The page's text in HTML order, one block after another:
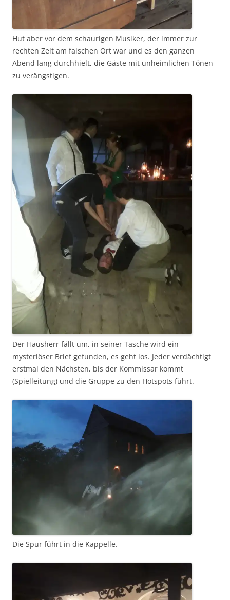
Hut aber vor dem schaurigen Musiker, der immer zur
rechten Zeit am falschen Ort war und es den ganzen
Abend lang durchhielt, die Gäste mit unheimlichen Tönen
zu verängstigen.
Der Hausherr fällt um, in seiner Tasche wird ein
mysteriöser Brief gefunden, es geht los. Jeder verdächtigt
erstmal den Nächsten, bis der Kommissar kommt
(Spielleitung) und die Gruppe zu den Hotspots führt.
Die Spur führt in die Kappelle.